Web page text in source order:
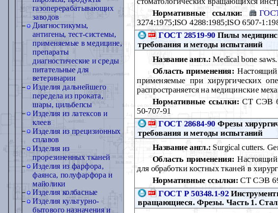
газоперерабатывающих
заводов
Диагностикумы,
антигены, тест-системы,
применяемые в медицине,
препараты
диагностические и среды
питательные для
ветеринарии
Изделия дальнейшего
передела из проката,
шары, цильбепсы
Изделия из латексов и
клеев
Изделия из прецизионных
сплавов
Изделия из
прорезиненных тканей
Изделия из фарфора,
фаянса, полуфарфора и
майолики
Изделия колбасные
Изделия культурно-
бытового назначения и
Нормативные ссылки:
3274:1975;ISO 4288:1985;ISO 6507-
ГОСТ 28519-90 Пилы
требования и методы испытаний
Название англ.: Medical bone
Область применения: Настоящий
применяемые при хирургических
распространяется на медицинские
Нормативные ссылки:СТ СЭВ
50-707-91
ГОСТ 28684-90 Фрезы
требования и методы испытаний
Название англ.: Surgical cutters.
Область применения: Настоящий
для обработки костных тканей в
Нормативные ссылки:СТ СЭВ
ГОСТ Р 50348.1-92
вращающиеся. Фрезы. Часть 1.